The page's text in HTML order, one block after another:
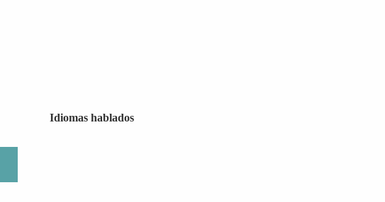
Idiomas hablados
Idiomas hablados